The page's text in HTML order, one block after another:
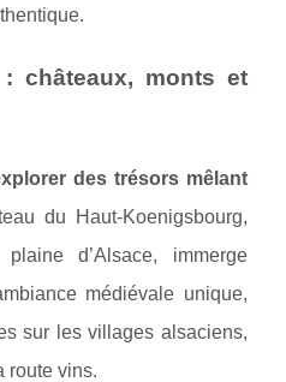
châteaux, monts et
des trésors mêlant
du Haut-Koenigsbourg,
d’Alsace, immerge
médiévale unique,
sur les villages alsaciens,
route vins.